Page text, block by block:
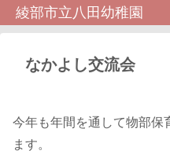
綾部市立八田幼稚園
なかよし交流会
今年も年間を通して物部保
ます。